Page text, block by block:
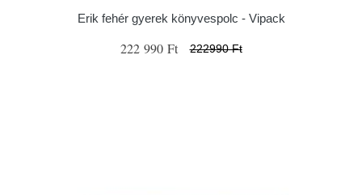
Erik fehér gyerek könyvespolc - Vipack
222 990 Ft 222990 Ft